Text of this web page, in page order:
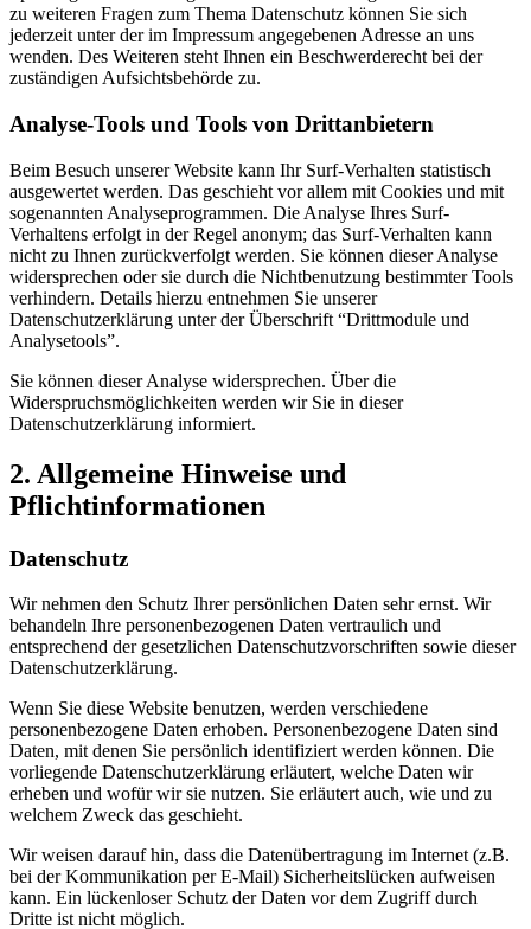
zu weiteren Fragen zum Thema Datenschutz können Sie sich
jederzeit unter der im Impressum angegebenen Adresse an uns
wenden. Des Weiteren steht Ihnen ein Beschwerderecht bei der
zuständigen Aufsichtsbehörde zu.
Analyse-Tools und Tools von Drittanbietern
Beim Besuch unserer Website kann Ihr Surf-Verhalten statistisch
ausgewertet werden. Das geschieht vor allem mit Cookies und mit
sogenannten Analyseprogrammen. Die Analyse Ihres Surf-
Verhaltens erfolgt in der Regel anonym; das Surf-Verhalten kann
nicht zu Ihnen zurückverfolgt werden. Sie können dieser Analyse
widersprechen oder sie durch die Nichtbenutzung bestimmter Tools
verhindern. Details hierzu entnehmen Sie unserer
Datenschutzerklärung unter der Überschrift “Drittmodule und
Analysetools”.
Sie können dieser Analyse widersprechen. Über die
Widerspruchsmöglichkeiten werden wir Sie in dieser
Datenschutzerklärung informiert.
2. Allgemeine Hinweise und
Pflichtinformationen
Datenschutz
Wir nehmen den Schutz Ihrer persönlichen Daten sehr ernst. Wir
behandeln Ihre personenbezogenen Daten vertraulich und
entsprechend der gesetzlichen Datenschutzvorschriften sowie dieser
Datenschutzerklärung.
Wenn Sie diese Website benutzen, werden verschiedene
personenbezogene Daten erhoben. Personenbezogene Daten sind
Daten, mit denen Sie persönlich identifiziert werden können. Die
vorliegende Datenschutzerklärung erläutert, welche Daten wir
erheben und wofür wir sie nutzen. Sie erläutert auch, wie und zu
welchem Zweck das geschieht.
Wir weisen darauf hin, dass die Datenübertragung im Internet (z.B.
bei der Kommunikation per E-Mail) Sicherheitslücken aufweisen
kann. Ein lückenloser Schutz der Daten vor dem Zugriff durch
Dritte ist nicht möglich.